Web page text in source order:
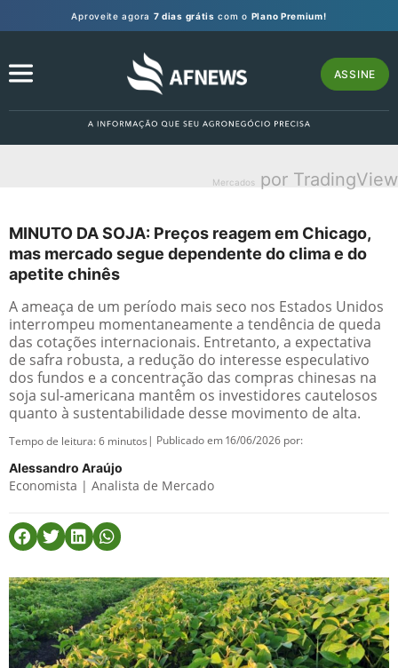
Aproveite agora 7 dias grátis com o Plano Premium!
ASSINE
Mercados por TradingView
MINUTO DA SOJA: Preços reagem em Chicago,
mas mercado segue dependente do clima e do
apetite chinês
A ameaça de um período mais seco nos Estados Unidos
interrompeu momentaneamente a tendência de queda
das cotações internacionais. Entretanto, a expectativa
de safra robusta, a redução do interesse especulativo
dos fundos e a concentração das compras chinesas na
soja sul-americana mantêm os investidores cautelosos
quanto à sustentabilidade desse movimento de alta.
Tempo de leitura:6 minutos | Publicado em 16/06/2026 por:
Alessandro Araújo
Economista | Analista de Mercado